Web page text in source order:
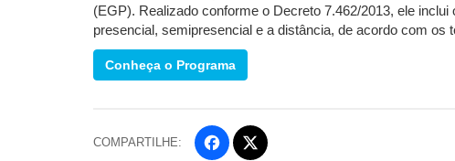
(EGP). Realizado conforme o Decreto 7.462/2013, ele
presencial, semipresencial e a distância, de acordo com os
Conheça o Programa
COMPARTILHE:
Fa